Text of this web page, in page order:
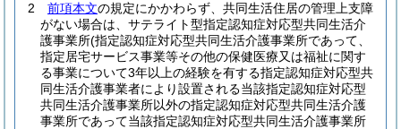
2
前項本文の規定にかかわらず、共同生活住居の管理上支障
がない場合は、サテライト型指定認知症対応型共同生活介
護事業所(指定認知症対応型共同生活介護事業所であって、
指定居宅サービス事業等その他の保健医療又は福祉に関す
る事業について3年以上の経験を有する指定認知症対応型共
同生活介護事業者により設置される当該指定認知症対応型
共同生活介護事業所以外の指定認知症対応型共同生活介護
事業所であって当該指定認知症対応型共同生活介護事業所